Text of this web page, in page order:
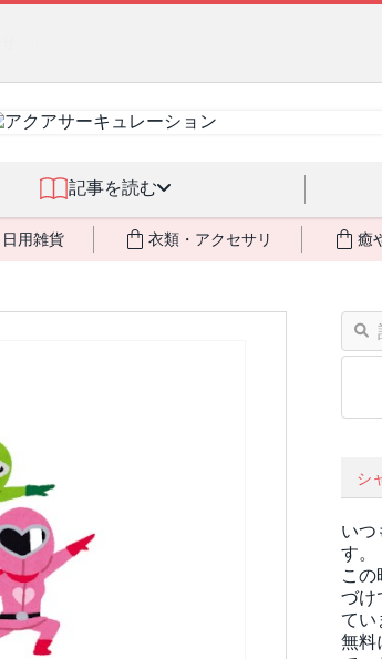
記事を読む
日用雑貨 衣類・アクセサリ 癒
シ
いつ
す。
この
づけ
てい
無料